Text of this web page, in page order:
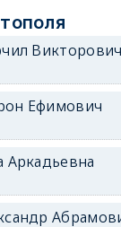
Викторович
Ефимович
Аркадьевна